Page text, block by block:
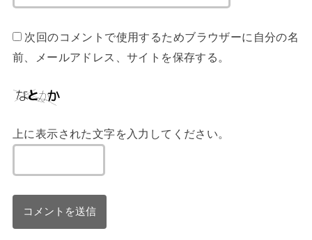
次回のコメントで使用するためブラウザーに自分の名
前、メールアドレス、サイトを保存する。
上に表示された文字を入力してください。